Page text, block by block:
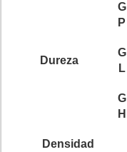
Dureza
G
P
G
L
G
H
Densidad